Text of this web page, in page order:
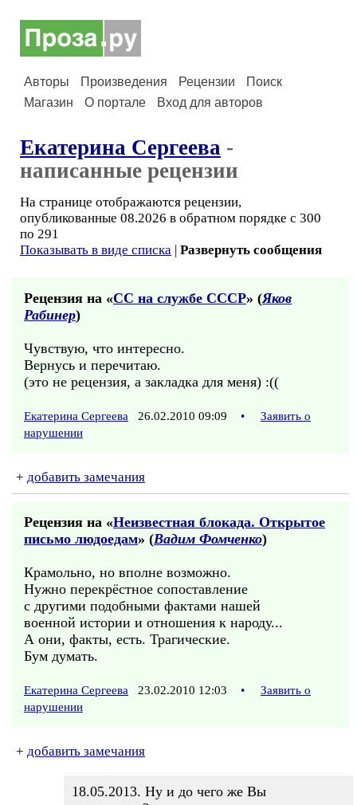
Авторы Произведения Рецензии
Поиск
Магазин
О портале Вход для авторов
Екатерина Сергеева -
написанные рецензии
На странице отображаются рецензии,
опубликованные 08.2026 в обратном порядке с 300
по 291
Показывать в виде списка | Развернуть сообщения
Рецензия на «СС на службе СССР» (Яков
Рабинер)
Чувствую, что интересно.
Вернусь и перечитаю.
(это не рецензия, а закладка для меня) :((
Екатерина Сергеева 26.02.2010 09:09 •
Заявить о
нарушении
+ добавить замечания
Рецензия на «Неизвестная блокада. Открытое
письмо людоедам» (Вадим Фомченко)
Крамольно, но вполне возможно.
Нужно перекрёстное сопоставление
с другими подобными фактами нашей
военной истории и отношения к народу...
А они, факты, есть. Трагические.
Бум думать.
Екатерина Сергеева 23.02.2010 12:03 •
Заявить о
нарушении
+ добавить замечания
18.05.2013. Ну и до чего же Вы